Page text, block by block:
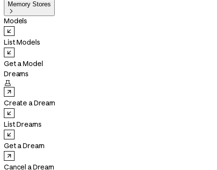
Memory Stores

Models
List Models
Get a Model
Dreams

Create a Dream
List Dreams
Get a Dream
Cancel a Dream